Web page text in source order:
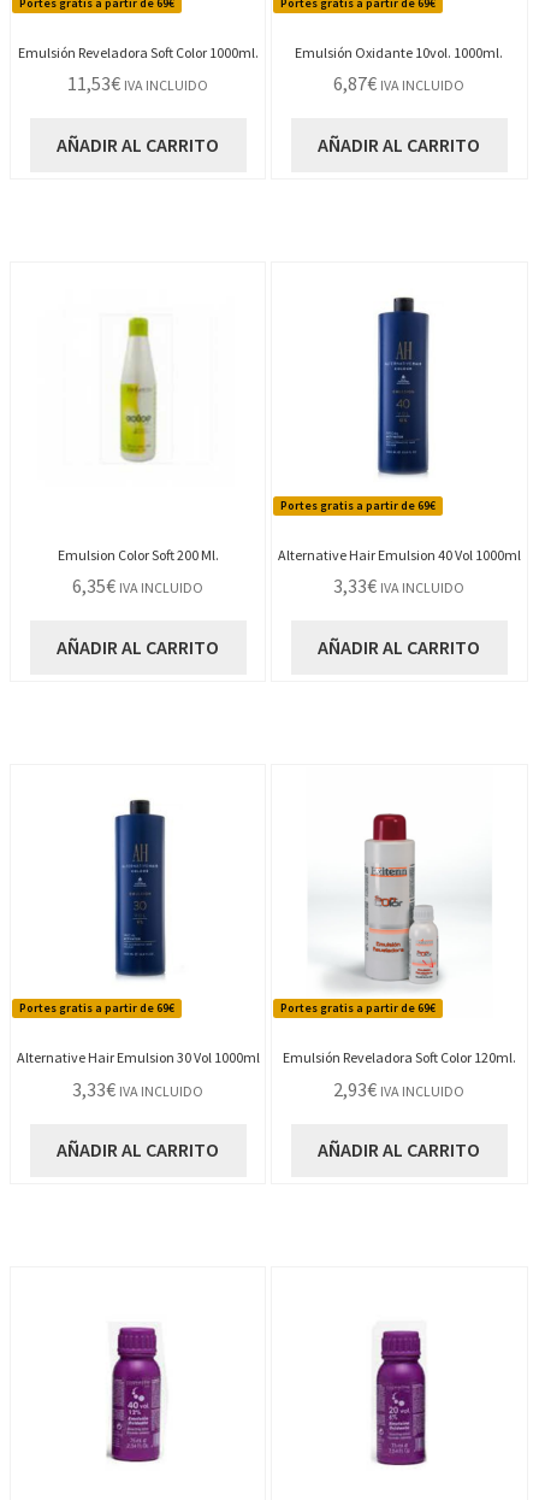
Emulsión Reveladora Soft Color 1000ml.
11,53€ IVA INCLUIDO
AÑADIR AL CARRITO
Emulsión Oxidante 10vol. 1000ml.
6,87€ IVA INCLUIDO
AÑADIR AL CARRITO
Emulsion Color Soft 200 Ml.
6,35€ IVA INCLUIDO
AÑADIR AL CARRITO
Portes gratis a partir de 69€
Alternative Hair Emulsion 40 Vol 1000ml
3,33€ IVA INCLUIDO
AÑADIR AL CARRITO
Portes gratis a partir de 69€
Alternative Hair Emulsion 30 Vol 1000ml
3,33€ IVA INCLUIDO
AÑADIR AL CARRITO
Portes gratis a partir de 69€
Emulsión Reveladora Soft Color 120ml.
2,93€ IVA INCLUIDO
AÑADIR AL CARRITO